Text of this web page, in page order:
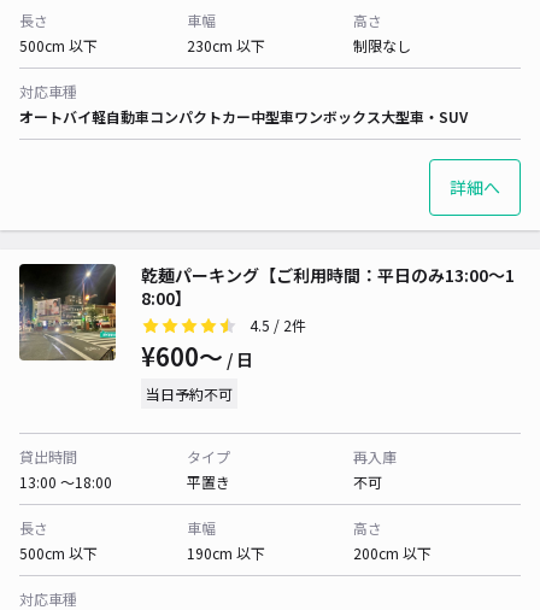
長さ
500cm 以下
車幅
230cm 以下
高さ
制限なし
対応車種
オートバイ軽自動車コンパクトカー中型車ワンボックス大型車・SUV
詳細へ
乾麺パーキング【ご利用時間：平日のみ13:00～1
8:00】
4.5 / 2件
¥600〜 / 日
当日予約不可
貸出時間
13:00 〜18:00
タイプ
平置き
再入庫
不可
長さ
500cm 以下
車幅
190cm 以下
高さ
200cm 以下
対応車種